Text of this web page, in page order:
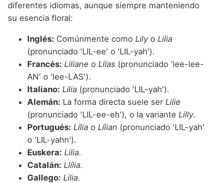
diferentes idiomas, aunque siempre manteniendo
su esencia floral:
Inglés: Comúnmente como Lilyo Lilia
(pronunciado 'LIL-ee' o 'LIL-yah').
Francés: Liliane o Lilas (pronunciado 'lee-lee-
AN' o 'lee-LAS').
Italiano: Lilia (pronunciado 'LIL-yah').
Alemán: La forma directa suele ser Lilie
(pronunciado 'LIL-ee-eh'), o la variante Lilly.
Portugués: Lília o Lílian (pronunciado 'LIL-yah'
o 'LIL-yahn').
Euskera: Lilia.
Catalán: Llília.
Gallego: Lilia.